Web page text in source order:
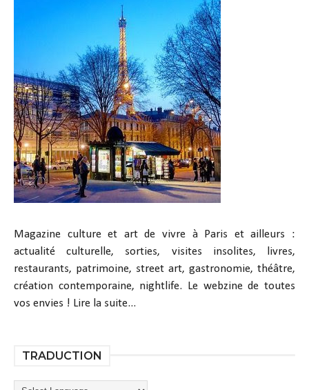
Magazine culture et art de vivre à Paris et ailleurs :
actualité culturelle, sorties, visites insolites, livres,
restaurants, patrimoine, street art, gastronomie, théâtre,
création contemporaine, nightlife. Le webzine de toutes
vos envies ! Lire la suite...
TRADUCTION